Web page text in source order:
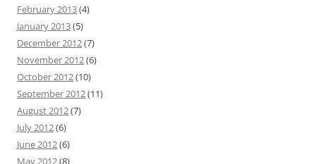
February 2013(4)
January 2013(5)
December 2012(7)
November 2012(6)
October 2012(10)
September 2012(11)
August 2012(7)
July 2012(6)
June 2012(6)
May 2012(8)